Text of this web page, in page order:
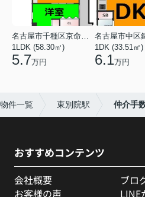
1LDK (58.30㎡)
5.7万円
名古屋市中区
1DK (33.51㎡)
6.1万円
件一覧 東別院駅 仲介手
おすすめコンテンツ
会社概要
お客様の声
ブロ
LINE